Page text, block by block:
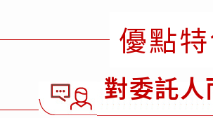
優點
對委託